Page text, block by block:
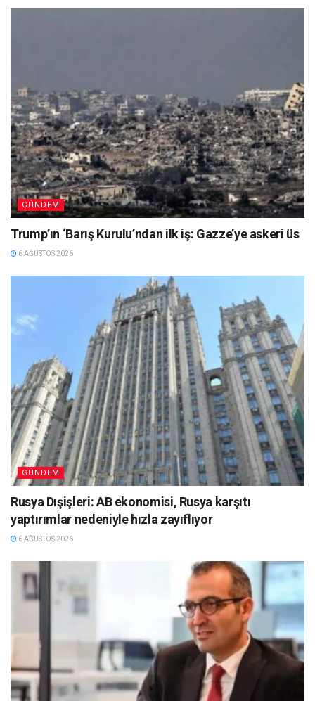
GÜNDEM
Trump’ın ‘Barış Kurulu’ndan ilk iş: Gazze’ye askeri üs
6 AĞUSTOS 2026
GÜNDEM
Rusya Dışişleri: AB ekonomisi, Rusya karşıtı
yaptırımlar nedeniyle hızla zayıflıyor
6 AĞUSTOS 2026